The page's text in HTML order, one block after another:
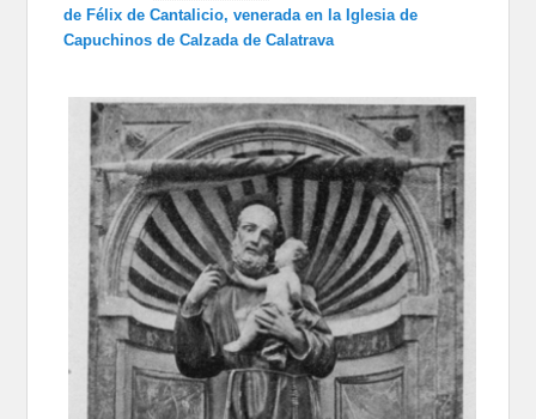
de Félix de Cantalicio, venerada en la Iglesia de
Capuchinos de Calzada de Calatrava